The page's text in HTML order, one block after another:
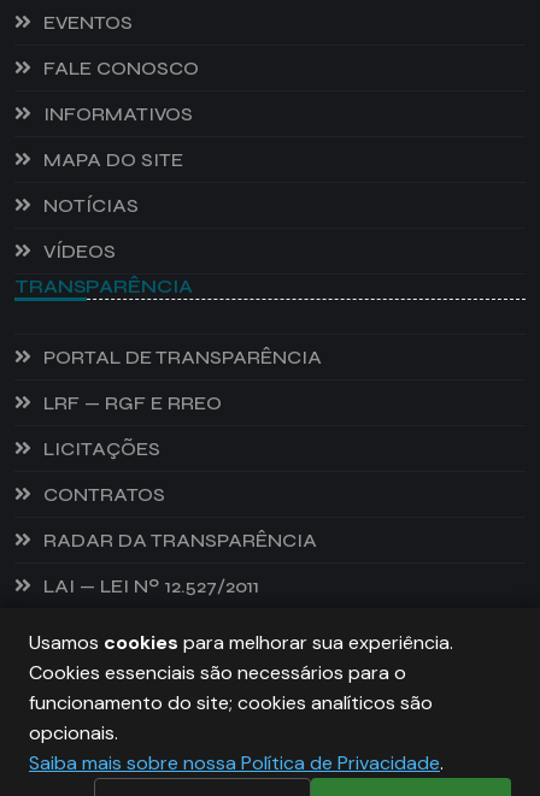
EVENTOS
FALE CONOSCO
INFORMATIVOS
MAPA DO SITE
NOTÍCIAS
VÍDEOS
TRANSPARÊNCIA
PORTAL DE TRANSPARÊNCIA
LRF — RGF E RREO
LICITAÇÕES
CONTRATOS
RADAR DA TRANSPARÊNCIA
LAI — LEI Nº 12.527/2011
PREFEITURA DE CASTANHEIRA, TODOS OS DIREITOS
Usamos cookies para melhorar sua experiência.
Cookies essenciais são necessários para o
funcionamento do site; cookies analíticos são
opcionais.
Saiba mais sobre nossa Política de Privacidade.